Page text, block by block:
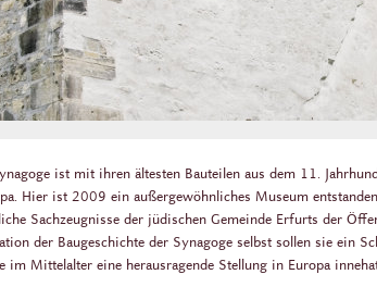
ist mit ihren ältesten Bauteilen aus dem 11.
Hier ist 2009 ein außergewöhnliches Museum
Sachzeugnisse der jüdischen Gemeinde Erfurts der
der Baugeschichte der Synagoge selbst sollen sie ein
im Mittelalter eine herausragende Stellung in Europa